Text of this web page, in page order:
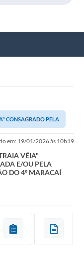
CONSAGRADO PELA
em: 19/01/2026 às 10h19
VÉIA"
E/OU PELA
DO 4º MARACAÍ